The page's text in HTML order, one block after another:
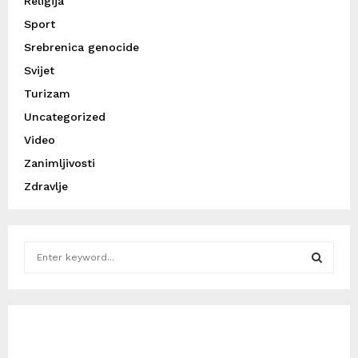
Sport
Srebrenica genocide
Svijet
Turizam
Uncategorized
Video
Zanimljivosti
Zdravlje